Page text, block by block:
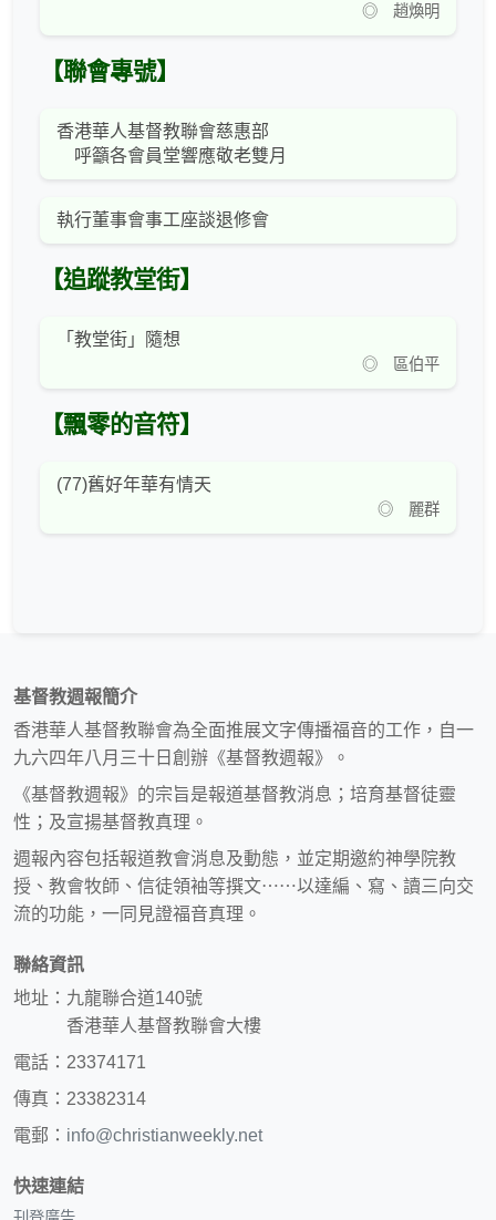
◎ 趙煥明
【聯會專號】
香港華人基督教聯會慈惠部
呼籲各會員堂響應敬老雙月
執行董事會事工座談退修會
【追蹤教堂街】
「教堂街」隨想
◎ 區伯平
【飄零的音符】
(77)舊好年華有情天
◎ 麗群
基督教週報簡介
香港華人基督教聯會為全面推展文字傳播福音的工作，自一
九六四年八月三十日創辦《基督教週報》。
《基督教週報》的宗旨是報道基督教消息；培育基督徒靈
性；及宣揚基督教真理。
週報內容包括報道教會消息及動態，並定期邀約神學院教
授、教會牧師、信徒領袖等撰文⋯⋯以達編、寫、讀三向交
流的功能，一同見證福音真理。
聯絡資訊
地址：九龍聯合道140號
香港華人基督教聯會大樓
電話：23374171
傳真：23382314
電郵： info@christianweekly.net
快速連結